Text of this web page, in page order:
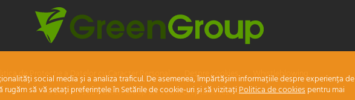
de Protecție a Datelor cu Caracter Personal Despre cookies
Whistleblowing
© 2026 © 2020 Green Group SA. Toate drepturile rezervate.
social media și a analiza traficul. De asemenea, împărtășim informațiile despre experiența de
să vă setați preferințele în Setările de cookie-uri și să vizitațiPolitica de cookiespentru mai